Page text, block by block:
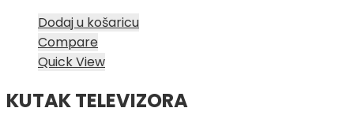
Dodaj u košaricu
Compare
Quick View
KUTAK TELEVIZORA